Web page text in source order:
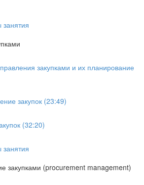
закупками и их планирование
закупок (23:49)
(32:20)
закупками (procurement management)